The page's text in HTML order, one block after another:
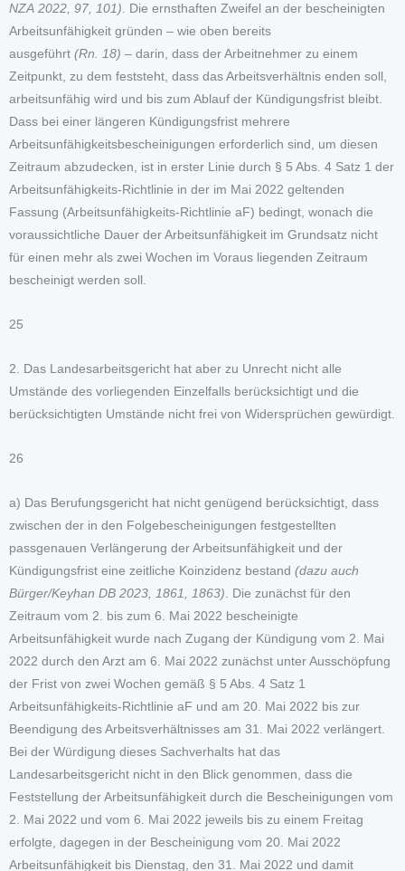
NZA 2022, 97, 101) . Die ernsthaften Zweifel an der bescheinigten
Arbeitsunfähigkeit gründen – wie oben bereits
ausgeführt (Rn. 18) – darin, dass der Arbeitnehmer zu einem
Zeitpunkt, zu dem feststeht, dass das Arbeitsverhältnis enden soll,
arbeitsunfähig wird und bis zum Ablauf der Kündigungsfrist bleibt.
Dass bei einer längeren Kündigungsfrist mehrere
Arbeitsunfähigkeitsbescheinigungen erforderlich sind, um diesen
Zeitraum abzudecken, ist in erster Linie durch § 5 Abs. 4 Satz 1 der
Arbeitsunfähigkeits-Richtlinie in der im Mai 2022 geltenden
Fassung (Arbeitsunfähigkeits-Richtlinie aF) bedingt, wonach die
voraussichtliche Dauer der Arbeitsunfähigkeit im Grundsatz nicht
für einen mehr als zwei Wochen im Voraus liegenden Zeitraum
bescheinigt werden soll.
25
2. Das Landesarbeitsgericht hat aber zu Unrecht nicht alle
Umstände des vorliegenden Einzelfalls berücksichtigt und die
berücksichtigten Umstände nicht frei von Widersprüchen gewürdigt.
26
a) Das Berufungsgericht hat nicht genügend berücksichtigt, dass
zwischen der in den Folgebescheinigungen festgestellten
passgenauen Verlängerung der Arbeitsunfähigkeit und der
Kündigungsfrist eine zeitliche Koinzidenz bestand (dazu auch
Bürger/Keyhan DB 2023, 1861, 1863) . Die zunächst für den
Zeitraum vom 2. bis zum 6. Mai 2022 bescheinigte
Arbeitsunfähigkeit wurde nach Zugang der Kündigung vom 2. Mai
2022 durch den Arzt am 6. Mai 2022 zunächst unter Ausschöpfung
der Frist von zwei Wochen gemäß § 5 Abs. 4 Satz 1
Arbeitsunfähigkeits-Richtlinie aF und am 20. Mai 2022 bis zur
Beendigung des Arbeitsverhältnisses am 31. Mai 2022 verlängert.
Bei der Würdigung dieses Sachverhalts hat das
Landesarbeitsgericht nicht in den Blick genommen, dass die
Feststellung der Arbeitsunfähigkeit durch die Bescheinigungen vom
2. Mai 2022 und vom 6. Mai 2022 jeweils bis zu einem Freitag
erfolgte, dagegen in der Bescheinigung vom 20. Mai 2022
Arbeitsunfähigkeit bis Dienstag, den 31. Mai 2022 und damit